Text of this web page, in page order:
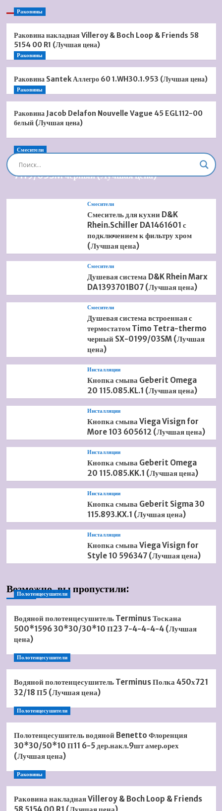
Раковины
Раковина накладная Villeroy & Boch Loop & Friends 58
5154 00 R1 (Лучшая цена)
Раковины
Раковина Santek Аллегро 60 1.WH30.1.953 (Лучшая цена)
Раковины
Раковина Jacob Delafon Nouvelle Vague 45 EGL112-00
белый (Лучшая цена)
Смесители
Душевая система встроенная Timo Briana SX-
7119/03SM черный (Лучшая цена)
Смесители
Смеситель для кухни D&K
Rhein.Schiller DA1461601 с
подключением к фильтру хром
(Лучшая цена)
Смесители
Душевая система D&K Rhein Marx
DA1393701B07 (Лучшая цена)
Смесители
Душевая система встроенная с
термостатом Timo Tetra-thermo
черный SX-0199/03SM (Лучшая
цена)
Инсталляции
Кнопка смыва Geberit Omega
20 115.085.KL.1 (Лучшая цена)
Инсталляции
Кнопка смыва Viega Visign for
More 103 605612 (Лучшая цена)
Инсталляции
Кнопка смыва Geberit Omega
20 115.085.KK.1 (Лучшая цена)
Инсталляции
Кнопка смыва Geberit Sigma 30
115.893.KX.1 (Лучшая цена)
Инсталляции
Кнопка смыва Viega Visign for
Style 10 596347 (Лучшая цена)
Возможно, вы пропустили:
Полотенцесушители
Водяной полотенцесушитель Terminus Тоскана
500*1596 30*30/30*10 П23 7-4-4-4-4 (Лучшая
цена)
Полотенцесушители
Водяной полотенцесушитель Terminus Полка 450х721
32/18 П5 (Лучшая цена)
Полотенцесушители
Полотенцесушитель водяной Benetto Флоренция
30*30/50*10 П11 6-5 дер.накл.9шт амер.орех
(Лучшая цена)
Раковины
Раковина накладная Villeroy & Boch Loop & Friends